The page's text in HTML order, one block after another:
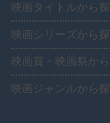
映画タイトルから
映画シリーズから探
映画賞・映画祭から
映画ジャンルから探